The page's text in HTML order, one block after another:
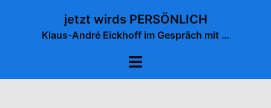
jetzt wirds PERSÖNLICH
Klaus-André Eickhoff im Gespräch mit …
Menü